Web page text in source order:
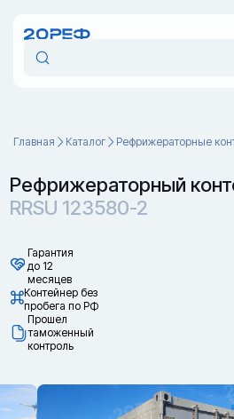
Главная Каталог Рефрижераторные
Рефрижераторный
RRSU 123580-2
Гарантия
до 12
месяцев
Контейнер без
пробега по РФ
Прошел
таможенный
контроль